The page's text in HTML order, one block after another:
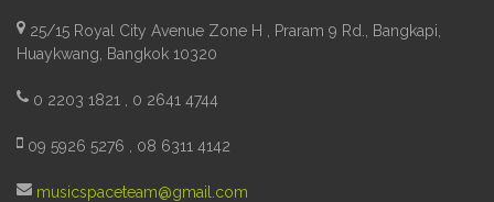
25/15 Royal City Avenue Zone H , Praram 9 Rd., Bangkapi,
Huaykwang, Bangkok 10320
0 2203 1821 , 0 2641 4744
09 5926 5276 , 08 6311 4142
musicspaceteam@gmail.com